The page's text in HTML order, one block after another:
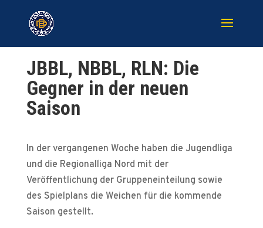
JBBL, NBBL, RLN: Die
Gegner in der neuen
Saison
In der vergangenen Woche haben die Jugendliga
und die Regionalliga Nord mit der
Veröffentlichung der Gruppeneinteilung sowie
des Spielplans die Weichen für die kommende
Saison gestellt.